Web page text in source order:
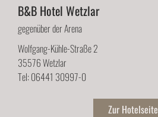
B&B Hotel Wetzlar
gegenüber der Arena
Wolfgang-Kühle-Straße 2
35576 Wetzlar
Tel: 06441 30997-0
Zur Hotelseite